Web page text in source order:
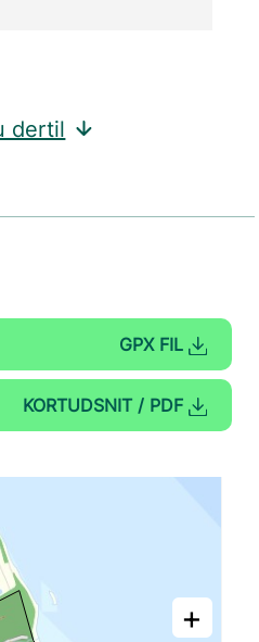
dertil
GPX FIL
KORTUDSNIT / PDF
+